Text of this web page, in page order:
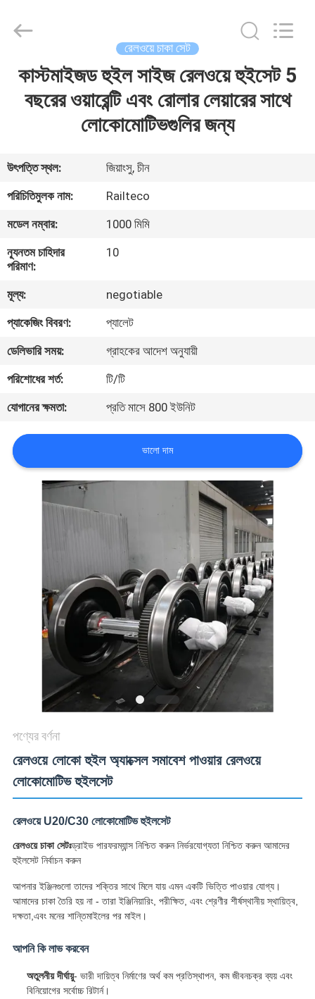
বাড়ি
আমাদের
সম্পর্কে
কারখানা
ভ্রমণ
মান
নিয়ন্ত্রণ
আমাদের
সাথে
করুন
SITEMAP
PRIVACY
POLICY
রেলওয়ে চাকা সেট
কাস্টমাইজড হুইল সাইজ রেলওয়ে হুইসেট 5
বছরের ওয়ারেন্টি এবং রোলার লেয়ারের সাথে
লোকোমোটিভগুলির জন্য
উৎপত্তি স্থল:
জিয়াংসু, চীন
পরিচিতিমুলক নাম:
Railteco
মডেল নম্বার:
1000 মিমি
ন্যূনতম চাহিদার
পরিমাণ:
10
মূল্য:
negotiable
প্যাকেজিং বিবরণ:
প্যালেট
ডেলিভারি সময়:
গ্রাহকের আদেশ অনুযায়ী
পরিশোধের শর্ত:
টি/টি
যোগানের ক্ষমতা:
প্রতি মাসে 800 ইউনিট
ভালো দাম
পণ্যের বর্ণনা
রেলওয়ে লোকো হুইল অ্যাক্সেল সমাবেশ পাওয়ার রেলওয়ে
লোকোমোটিভ হুইলসেট
রেলওয়ে U20/C30 লোকোমোটিভ হুইলসেট
রেলওয়ে চাকা সেটঃড্রাইভ পারফরম্যান্স নিশ্চিত করুন নির্ভরযোগ্যতা নিশ্চিত করুন আমাদের
হুইলসেট নির্বাচন করুন
আপনার ইঞ্জিনগুলো তাদের শক্তির সাথে মিলে যায় এমন একটি ভিত্তি পাওয়ার যোগ্য।
আমাদের চাকা তৈরি হয় না - তারা ইঞ্জিনিয়ারিং, পরীক্ষিত, এবং শ্রেণীর শীর্ষস্থানীয় স্থায়িত্ব,
দক্ষতা,এবং মনের শান্তিমাইলের পর মাইল।
আপনি কি লাভ করবেন
অতুলনীয় দীর্ঘায়ু- ভারী দায়িত্ব নির্মাণের অর্থ কম প্রতিস্থাপন, কম জীবনচক্র ব্যয় এবং
বিনিয়োগের সর্বোচ্চ রিটার্ন।